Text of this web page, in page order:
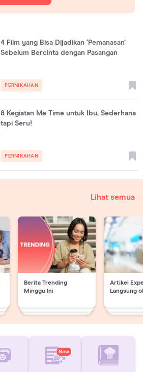
4 Film yang Bisa Dijadikan ‘Pemanasan’
Sebelum Bercinta dengan Pasangan
PERNIKAHAN
8 Kegiatan Me Time untuk Ibu, Sederhana
tapi Seru!
PERNIKAHAN
Lihat semua
Berita Trending
Minggu Ini
Artikel
Langsung
New